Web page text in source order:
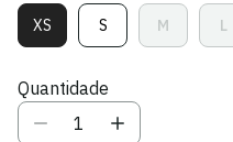
XSVariante
Esgotada
Indisponível
SVariante
Esgotada
Indisponível
MVariante
Esgotada
L
Quantidade